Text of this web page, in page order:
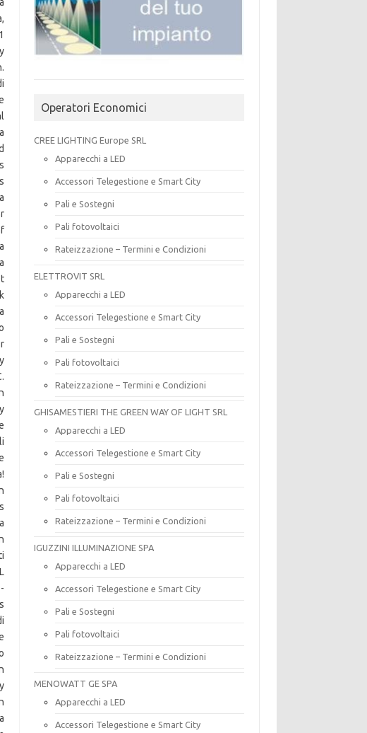
Operatori Economici
CREE LIGHTING Europe SRL
Apparecchi a LED
Accessori Telegestione e Smart City
Pali e Sostegni
Pali fotovoltaici
Rateizzazione – Termini e Condizioni
ELETTROVIT SRL
Apparecchi a LED
Accessori Telegestione e Smart City
Pali e Sostegni
Pali fotovoltaici
Rateizzazione – Termini e Condizioni
GHISAMESTIERI THE GREEN WAY OF LIGHT SRL
Apparecchi a LED
Accessori Telegestione e Smart City
Pali e Sostegni
Pali fotovoltaici
Rateizzazione – Termini e Condizioni
IGUZZINI ILLUMINAZIONE SPA
Apparecchi a LED
Accessori Telegestione e Smart City
Pali e Sostegni
Pali fotovoltaici
Rateizzazione – Termini e Condizioni
MENOWATT GE SPA
Apparecchi a LED
Accessori Telegestione e Smart City